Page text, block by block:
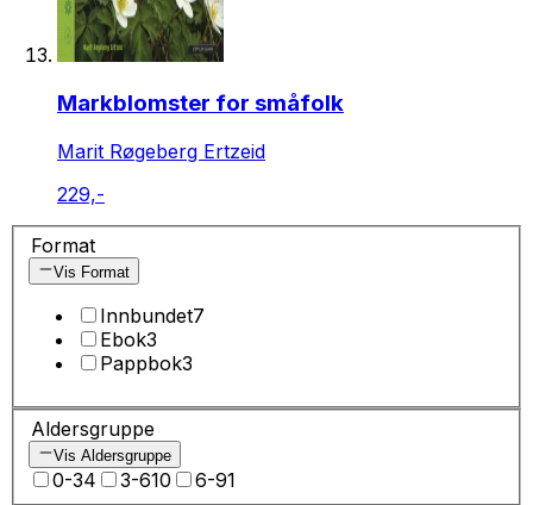
Markblomster for småfolk
Marit Røgeberg Ertzeid
229,-
Format
Vis Format
Innbundet7
Ebok3
Pappbok3
Aldersgruppe
Vis Aldersgruppe
0-34 3-610 6-91